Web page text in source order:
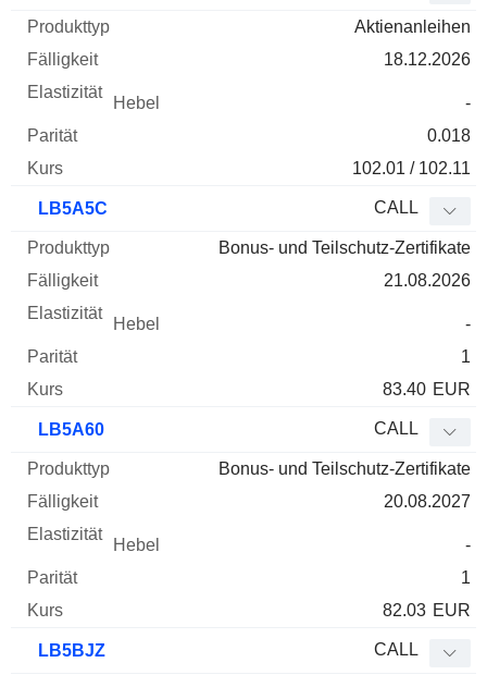
Aktienanleihen
18.12.2026
-
0.018
102.01 / 102.11
LB5A5C CALL
Bonus- und Teilschutz-Zertifikate
21.08.2026
-
1
83.40 EUR
LB5A60 CALL
Bonus- und Teilschutz-Zertifikate
20.08.2027
-
1
82.03 EUR
LB5BJZ CALL